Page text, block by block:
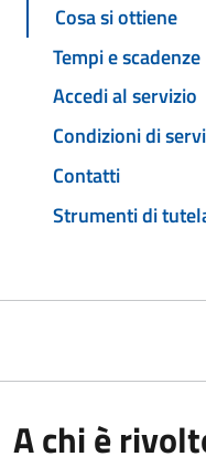
Cosa si ottiene
Tempi e scadenze
Accedi al servizio
Condizioni di
Contatti
Strumenti di
A chi è